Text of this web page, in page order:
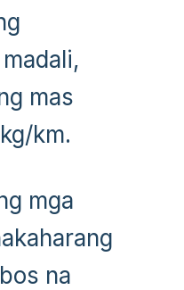
mas
km.
mga
na